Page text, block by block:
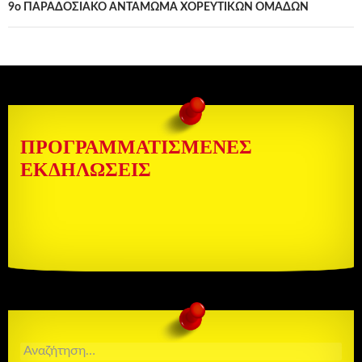
9ο ΠΑΡΑΔΟΣΙΑΚΟ ΑΝΤΑΜΩΜΑ ΧΟΡΕΥΤΙΚΩΝ ΟΜΑΔΩΝ
ΠΡΟΓΡΑΜΜΑΤΙΣΜΈΝΕΣ
ΕΚΔΗΛΏΣΕΙΣ
ΑΝΑΖΉΤΗΣΗ
ΓΙΑ: